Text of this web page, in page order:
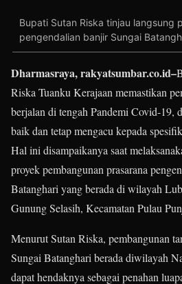
Bupati Sutan Riska tinjau langsung
pengendalian banjir Sungai
Dharmasraya, rakyatsumbar.co.id–
Riska Tuanku Kerajaan memastikan
berjalan di tengah Pandemi Covid-19,
baik dan tetap mengacu kepada
Hal ini disampaikanya saat
proyek pembangunan prasarana
Batanghari yang berada di wilayah
Gunung Selasih, Kecamatan Pulau
Menurut Sutan Riska, pembangunan
Sungai Batanghari berada diwilayah
dapat hendaknya sebagai penahan